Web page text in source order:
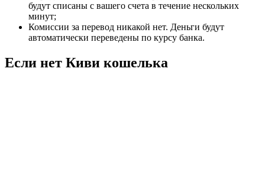
будут списаны с вашего счета в течение нескольких
минут;
Комиссии за перевод никакой нет. Деньги будут
автоматически переведены по курсу банка.
Если нет Киви кошелька